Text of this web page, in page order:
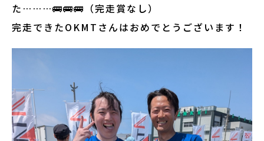
た………🚌🚌🚌（完走賞なし）
完走できたOKMTさんはおめでとうございます！